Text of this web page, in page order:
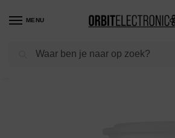
MENU
Shop / Verlichting / Lichtbronnen